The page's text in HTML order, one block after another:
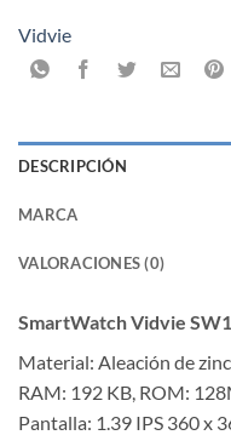
Vidvie
DESCRIPCIÓN
MARCA
VALORACIONES (0)
SmartWatch Vidvie
Material: Aleación de
RAM: 192 KB, ROM:
Pantalla: 1.39 IPS 360 x